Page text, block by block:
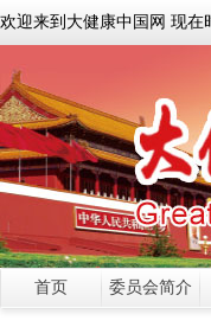
欢迎来到大健康中国网 现在
首页 委员会简介